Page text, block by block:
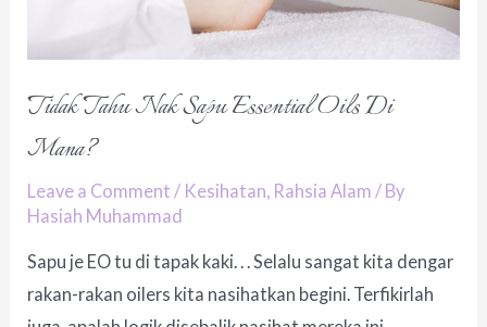
Tidak Tahu Nak Sapu Essential Oils Di
Mana?
Leave a Comment / Kesihatan, Rahsia Alam / By
Hasiah Muhammad
Sapu je EO tu di tapak kaki. . . Selalu sangat kita dengar
rakan-rakan oilers kita nasihatkan begini. Terfikirlah